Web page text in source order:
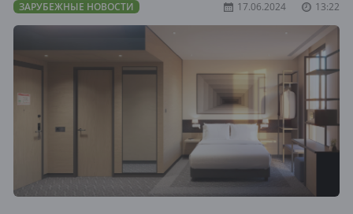
ЗАРУБЕЖНЫЕ НОВОСТИ 17.06.2024 13:22